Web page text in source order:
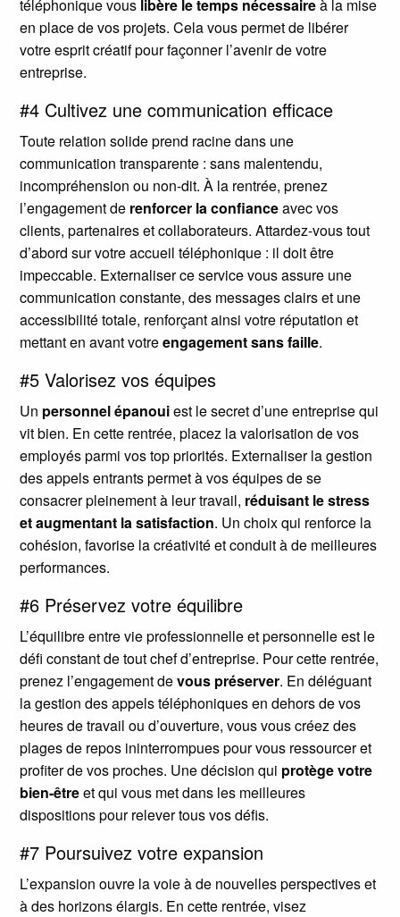
téléphonique vous libère le temps nécessaireà la mise
en place de vos projets. Cela vous permet de libérer
votre esprit créatif pour façonner l’avenir de votre
entreprise.
#4 Cultivez une communication efficace
Toute relation solide prend racine dans une
communication transparente : sans malentendu,
incompréhension ou non-dit. À la rentrée, prenez
l’engagement de renforcer la confianceavec vos
clients, partenaires et collaborateurs. Attardez-vous tout
d’abord sur votre accueil téléphonique : il doit être
impeccable. Externaliser ce service vous assure une
communication constante, des messages clairs et une
accessibilité totale, renforçant ainsi votre réputation et
mettant en avant votreengagement sans faille.
#5 Valorisez vos équipes
Un personnel épanouiest le secret d’une entreprise qui
vit bien. En cette rentrée, placez la valorisation de vos
employés parmi vos top priorités. Externaliser la gestion
des appels entrants permet à vos équipes de se
consacrer pleinement à leur travail, réduisant le stress
et augmentant la satisfaction. Un choix qui renforce la
cohésion, favorise la créativité et conduit à de meilleures
performances.
#6 Préservez votre équilibre
L’équilibre entre vie professionnelle et personnelle est le
défi constant de tout chef d’entreprise. Pour cette rentrée,
prenez l’engagement devous préserver. En déléguant
la gestion des appels téléphoniques en dehors de vos
heures de travail ou d’ouverture, vous vous créez des
plages de repos ininterrompues pour vous ressourcer et
profiter de vos proches. Une décision qui protège votre
bien-êtreet qui vous met dans les meilleures
dispositions pour relever tous vos défis.
#7 Poursuivez votre expansion
L’expansion ouvre la voie à de nouvelles perspectives et
à des horizons élargis. En cette rentrée, visez